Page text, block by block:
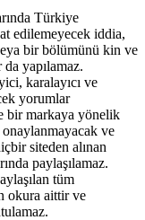
Türkiye
edilemeyecek iddia,
bir bölümünü kin ve
yapılamaz.
karalayıcı ve
yorumlar
bir markaya yönelik
ve
siteden alınan
paylaşılamaz.
tüm
okura aittir ve